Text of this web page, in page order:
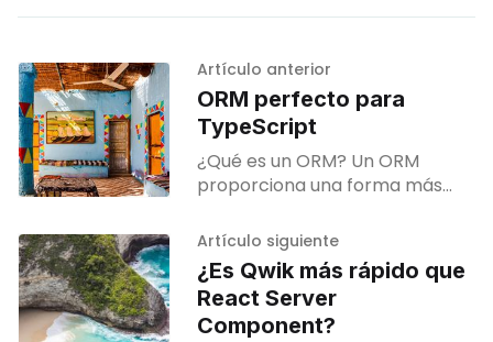
Artículo anterior
ORM perfecto para
TypeScript
¿Qué es un ORM? Un ORM
proporciona una forma más
bases de datos en una
aplicación, permite a los
desarrolladores trabajar con
datos utilizando objetos.
Artículo siguiente
¿Es Qwik más rápido que
React Server
Component?